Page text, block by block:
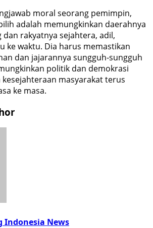
moral seorang pemimpin,
adalah memungkinkan daerahnya
rakyatnya sejahtera, adil,
ke waktu. Dia harus memastikan
dan jajarannya sungguh-sungguh
politik dan demokrasi
masyarakat terus
ke masa.
Indonesia News